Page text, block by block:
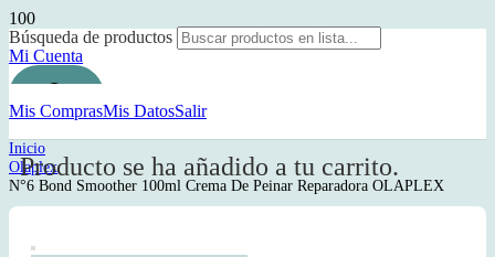
Búsqueda de productos
Mi Cuenta
Mis ComprasMis DatosSalir
Producto se ha añadido a tu carrito.
Inicio
Olaplex
N°6 Bond Smoother 100ml Crema De Peinar Reparadora OLAPLEX